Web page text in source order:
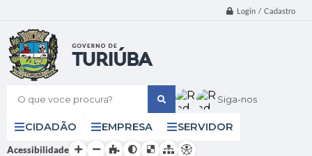
Login / Cadastro
O que voce procura? Siga-nos
CIDADÃO EMPRESA SERVIDOR
Acessibilidade